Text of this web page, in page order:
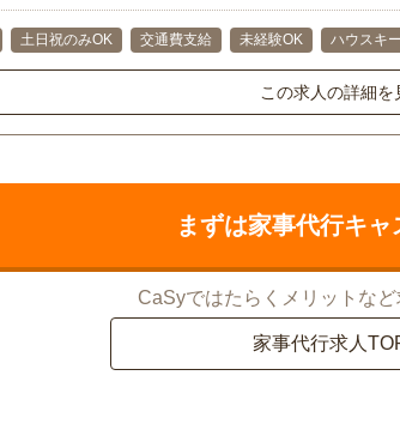
土日祝のみOK 交通費支給 未経験OK ハウスキ
この求人の詳細を
まずは家事代行キ
CaSyではたらくメリットな
家事代行求人